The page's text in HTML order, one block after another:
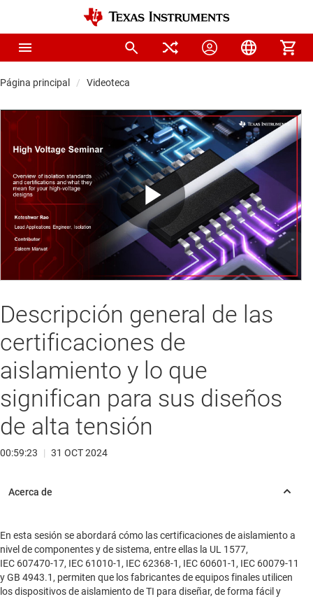
Página principal Videoteca
Play
Video
Descripción general de las
certificaciones de
aislamiento y lo que
significan para sus diseños
de alta tensión
00:59:23 | 31 OCT 2024
En esta sesión se abordará cómo las certificaciones de aislamiento a
nivel de componentes y de sistema, entre ellas la UL 1577,
IEC 607470-17, IEC 61010-1, IEC 62368-1, IEC 60601-1, IEC 60079-11
y GB 4943.1, permiten que los fabricantes de equipos finales utilicen
los dispositivos de aislamiento de TI para diseñar, de forma fácil y